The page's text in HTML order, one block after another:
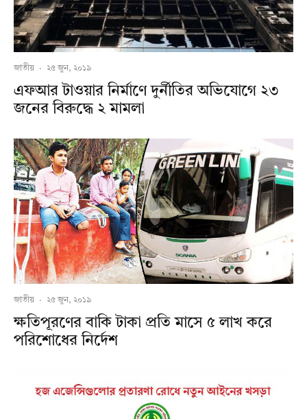
জাতীয় · ২৫ জুন, ২০১৯
এফআর টাওয়ার নির্মাণে দুর্নীতির অভিযোগে ২৩
জনের বিরুদ্ধে ২ মামলা
জাতীয় · ২৫ জুন, ২০১৯
ক্ষতিপূরণের বাকি টাকা প্রতি মাসে ৫ লাখ করে
পরিশোধের নির্দেশ